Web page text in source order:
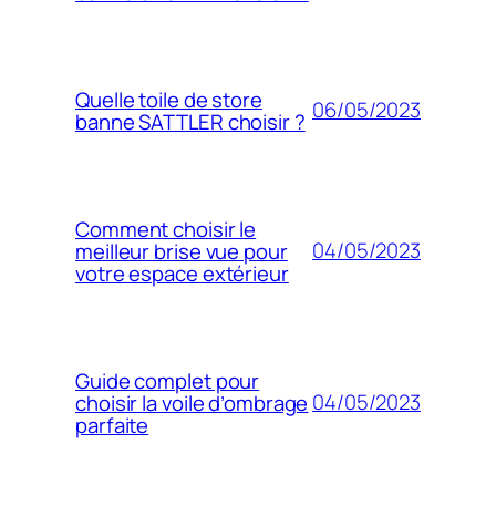
Quelle toile de store
banne SATTLER choisir ? 06/05/2023
Comment choisir le
meilleur brise vue pour
votre espace extérieur
04/05/2023
Guide complet pour
choisir la voile d’ombrage
parfaite
04/05/2023